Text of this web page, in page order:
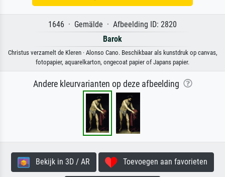
1646 · Gemälde · Afbeelding ID: 2820
Barok
Christus verzamelt de Kleren · Alonso Cano. Beschikbaar als kunstdruk op canvas,
fotopapier, aquarelkarton, ongecoat papier of Japans papier.
Andere kleurvarianten op deze afbeelding
Bekijk in 3D / AR Toevoegen aan favorieten